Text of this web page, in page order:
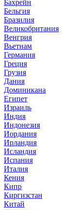
Бахрейн
Бельгия
Бразилия
Великобритания
Венгрия
Вьетнам
Германия
Греция
Грузия
Дания
Доминикана
Египет
Израиль
Индия
Индонезия
Иордания
Ирландия
Исландия
Испания
Италия
Кения
Кипр
Киргизстан
Китай